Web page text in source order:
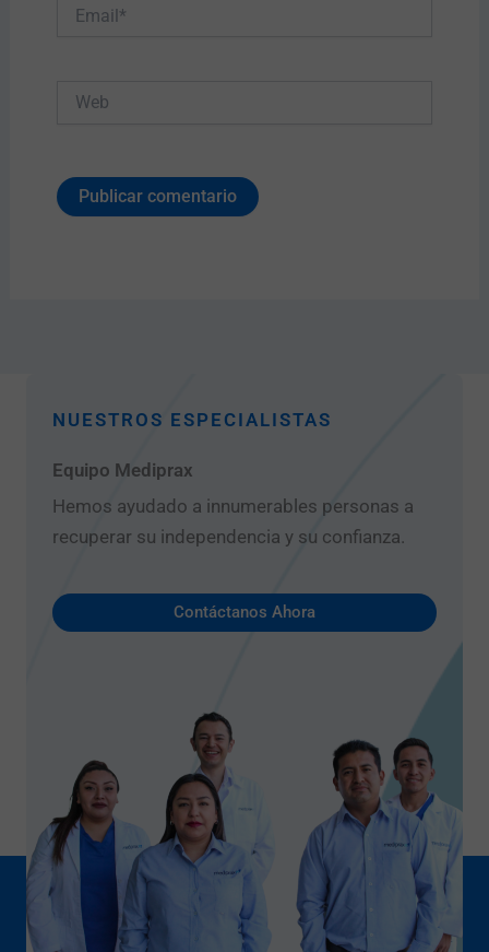
NUESTROS ESPECIALISTAS
Equipo Mediprax
Hemos ayudado a innumerables personas a
recuperar su independencia y su confianza.
Contáctanos Ahora